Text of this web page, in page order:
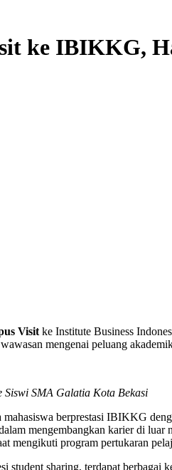
ke IBIKKG,
Visit ke Institute Business
mengenai peluang
Siswi SMA Galatia Kota Bekasi
mahasiswa berprestasi IBIKKG
mengembangkan karier di
mengikuti program pertukaran
student sharing, terdapat